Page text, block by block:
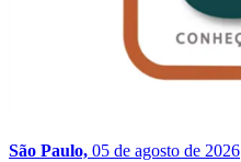
São Paulo, 05 de agosto de 2026